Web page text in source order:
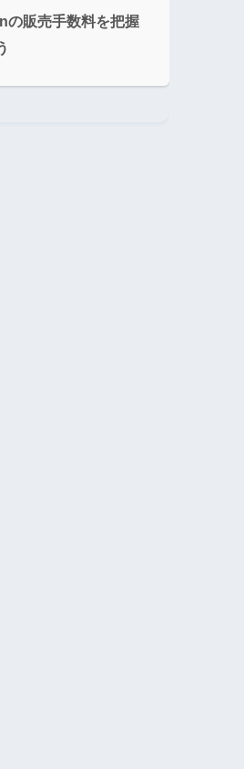
の販売手数料を把握